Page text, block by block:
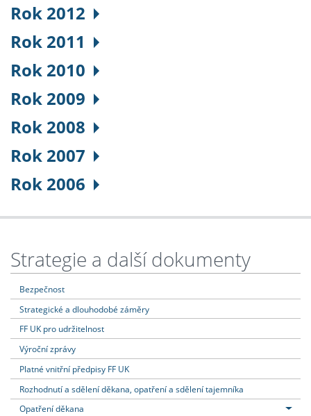
Rok 2012
Rok 2011
Rok 2010
Rok 2009
Rok 2008
Rok 2007
Rok 2006
Strategie a další dokumenty
Bezpečnost
Strategické a dlouhodobé záměry
FF UK pro udržitelnost
Výroční zprávy
Platné vnitřní předpisy FF UK
Rozhodnutí a sdělení děkana, opatření a sdělení tajemníka
Opatření děkana